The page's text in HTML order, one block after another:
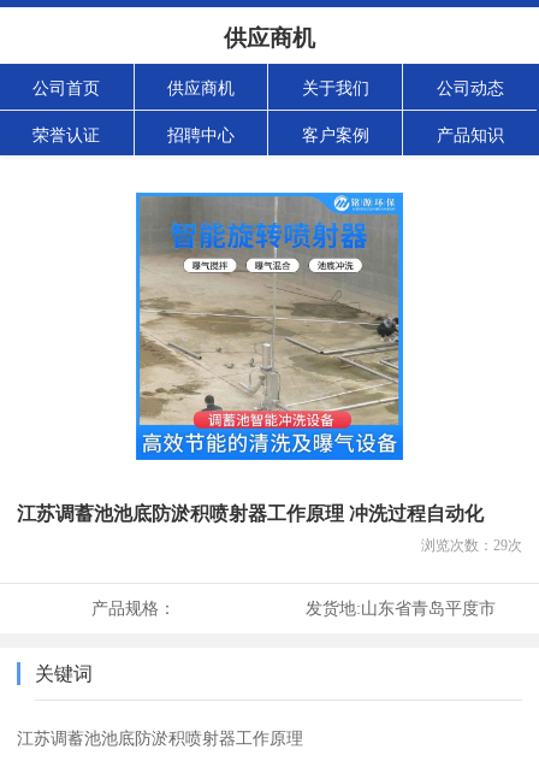
供应商机
公司首页 供应商机 关于我们 公司动态
荣誉认证 招聘中心 客户案例 产品知识
江苏调蓄池池底防淤积喷射器工作原理 冲洗过程自动化
浏览次数： 29次
产品规格： 发货地:山东省青岛平度市
关键词
江苏调蓄池池底防淤积喷射器工作原理